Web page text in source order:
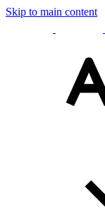
Skip to main content